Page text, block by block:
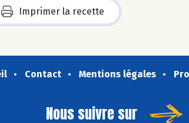
Imprimer la recette
Contact Mentions légales
Nous suivre sur